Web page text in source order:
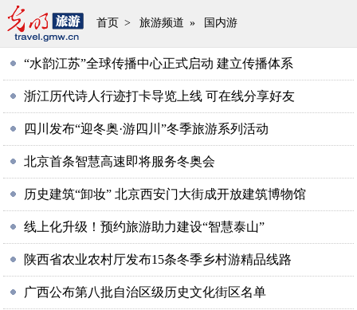
首页 > 旅游频道 » 国内游
“水韵江苏”全球传播中心正式启动 建立传播体系
浙江历代诗人行迹打卡导览上线 可在线分享好友
四川发布“迎冬奥·游四川”冬季旅游系列活动
北京首条智慧高速即将服务冬奥会
历史建筑“卸妆” 北京西安门大街成开放建筑博物馆
线上化升级！预约旅游助力建设“智慧泰山”
陕西省农业农村厅发布15条冬季乡村游精品线路
广西公布第八批自治区级历史文化街区名单